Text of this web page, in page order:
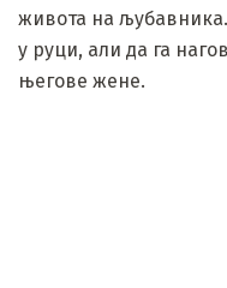
живота на
у руци, али да га
његове жене.